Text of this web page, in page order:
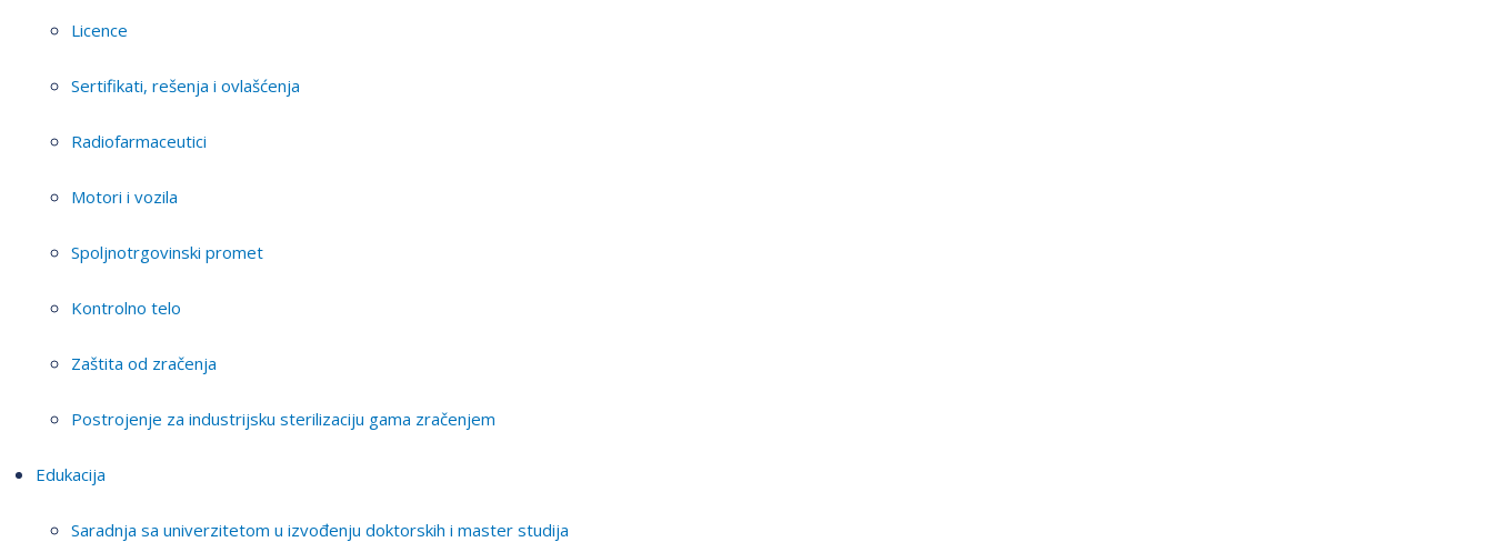
Licence
Sertifikati, rešenja i ovlašćenja
Radiofarmaceutici
Motori i vozila
Spoljnotrgovinski promet
Kontrolno telo
Zaštita od zračenja
Postrojenje za industrijsku sterilizaciju gama zračenjem
Edukacija
Saradnja sa univerzitetom u izvođenju doktorskih i master studija